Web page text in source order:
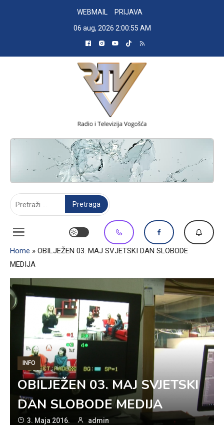
WEBMAIL
PRIJAVA
06 aug, 2026 2:00:56 AM
RADIO TELEVIZIJA VOGOŠĆA
Home » OBILJEŽEN 03. MAJ SVJETSKI DAN SLOBODE
MEDIJA
INFO
OBILJEŽEN 03. MAJ SVJETSKI
DAN SLOBODE MEDIJA
3. Maja 2016. admin